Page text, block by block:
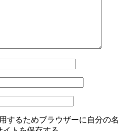
するためブラウザーに自分の名